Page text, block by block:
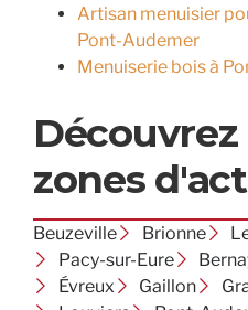
Artisan menuisier
Pont-Audemer
Menuiserie bois à
Découvrez
zones
Beuzeville Brionne
Pacy-sur-Eure
Évreux
Gaillon